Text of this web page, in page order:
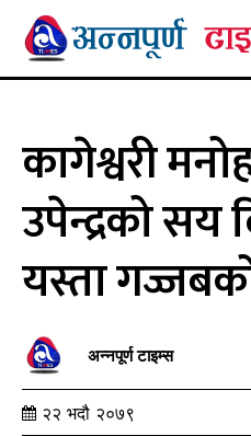
कागेश्वरी
उपेन्द्रको सय
यस्ता
अन्नपूर्ण टाइम्स
२२ भदौ २०७९